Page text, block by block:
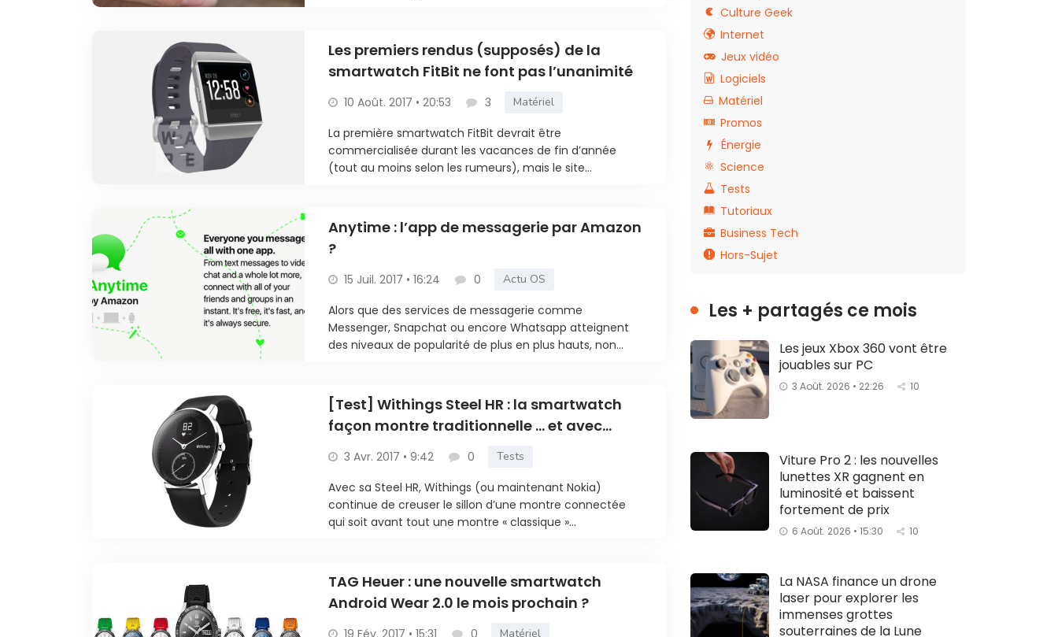
Les premiers rendus (supposés) de la
smartwatch FitBit ne font pas l’unanimité
10 Août. 2017 • 20:53 3 Matériel
La première smartwatch FitBit devrait être
commercialisée durant les vacances de fin d’année
(tout au moins selon les rumeurs), mais le site...
Anytime : l’app de messagerie par Amazon
?
15 Juil. 2017 • 16:24 0 Actu OS
Alors que des services de messagerie comme
Messenger, Snapchat ou encore Whatsapp atteignent
des niveaux de popularité de plus en plus hauts, non...
[Test] Withings Steel HR : la smartwatch
façon montre traditionnelle … et avec
3 Avr. 2017 • 9:42 0 Tests
Avec sa Steel HR, Withings (ou maintenant Nokia)
continue de creuser le sillon d’une montre connectée
qui soit avant tout une montre « classique »...
TAG Heuer : une nouvelle smartwatch
Android Wear 2.0 le mois prochain ?
19 Fév. 2017 • 15:31 0 Matériel
Culture Geek
Internet
Jeux vidéo
Logiciels
Matériel
Promos
Énergie
Science
Tests
Tutoriaux
Business Tech
Hors-Sujet
Les + partagés ce mois
Les jeux Xbox 360 vont être
jouables sur PC
3 Août. 2026 • 22:26 10
Viture Pro 2 : les nouvelles
lunettes XR gagnent en
luminosité et baissent
fortement de prix
6 Août. 2026 • 15:30 10
La NASA finance un drone
laser pour explorer les
immenses grottes
souterraines de la Lune